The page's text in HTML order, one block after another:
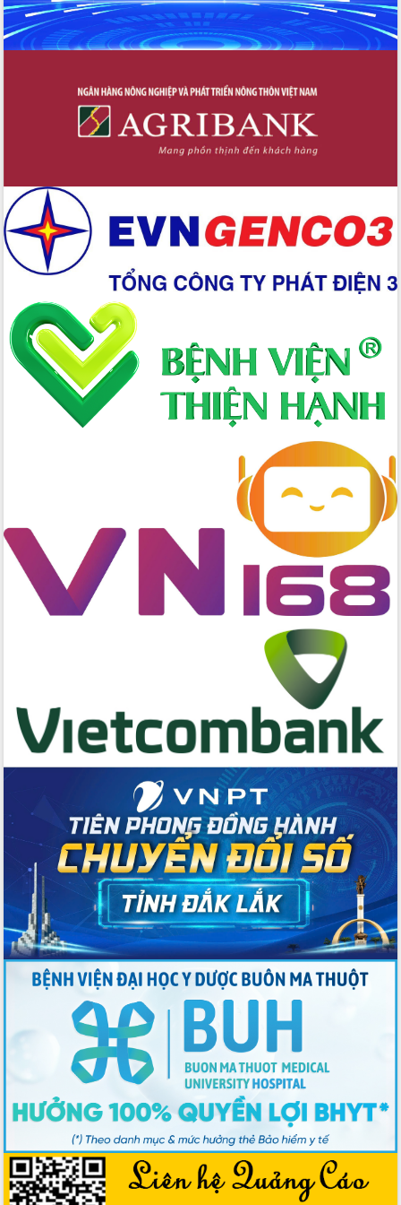
mới
Chuyển đổi số 'mở đường' cho nông
địa chính, hoàn thiện cơ sở dữ liệu đất
Ứng dụng sinh trắc học - Bước tiến
trong hành trình chuyển đổi số tại Đắk
Đắk Lắk nâng cao hiệu quả công tác
Đảng từ Sổ tay đảng viên điện tử
Đắk Lắk đẩy mạnh nuôi biển công
nghệ, hướng tới phát triển thủy sản
bền vững
Tập huấn nâng cao năng lực triển khai
chuyển đổi số cho cán bộ, công chức
cấp xã
Đắk Lắk phát động hưởng ứng Ngày
Quyền của người tiêu dùng Việt Nam
Đẩy mạnh cải cách hành chính, quyết
tâm đạt được mục tiêu tăng trưởng
Huy giữ chức Bí thư Đảng ủy Ủy Ban
Nhân dân tỉnh
Bệnh án điện tử thúc đẩy chuyển đổi
số y tế tại Đắk Lắk
Chuyển đổi số thư viện: Mở rộng
Friendship Meeting New Year 2026”
Bầu cử Quốc hội và HĐND: Cử tri Đắk
Lắk gửi gắm niềm tin, kỳ vọng vào lá
phiếu
Đắk Lắk sẵn sàng các điều kiện cho
Ngày hội bầu cử đại biểu Quốc hội
khóa XVI và HĐND các cấp nhiệm kỳ
2026-2031
Đảm bảo cuộc bầu cử đại biểu Quốc
hội và đại biểu HĐND các cấp diễn ra
an toàn, hiệu quả, đúng quy định
Thủ tướng Chính phủ Phạm Minh Chính
kiểm tra, chỉ đạo hoàn thành các dự
án cao tốc và thăm khu tái định cư tại
Đắk Lắk
Sôi nổi Hội đua ngựa truyền thống Gò
Thì Thùng mừng Xuân Bính Ngọ 2026
Lãnh đạo tỉnh dâng hương tưởng niệm
tại Đập Đồng Cam đầu Xuân Bính Ngọ
Ngành nông nghiệp phấn đấu tăng
trưởng đạt 5,86% trong năm 2026
UBND tỉnh Đắk Lắk triển khai công tác
quốc phòng, quân sự địa phương năm
2026
Đắk Lắk tập trung toàn lực khắc phục
tồn tại IUU, sẵn sàng làm việc với